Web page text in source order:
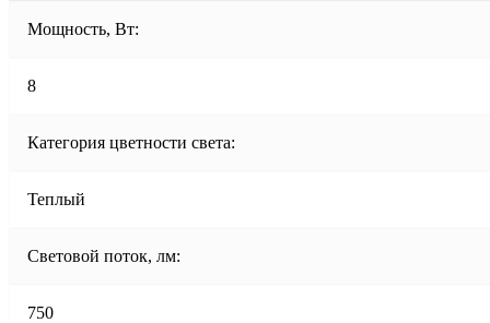
Мощность, Вт:
8
Категория цветности света:
Теплый
Световой поток, лм:
750